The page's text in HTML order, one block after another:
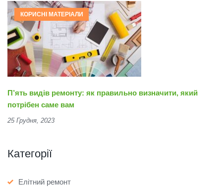
КОРИСНІ МАТЕРІАЛИ
П’ять видів ремонту: як правильно визначити, який
потрібен саме вам
25 Грудня, 2023
Категорії
Елітний ремонт